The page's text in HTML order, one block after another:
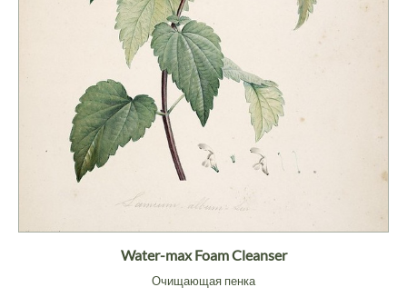
Water-max Foam Cleanser
Очищающая пенка